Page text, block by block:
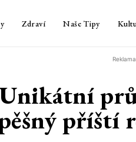
Zdraví Naše Tipy
Reklama
příští